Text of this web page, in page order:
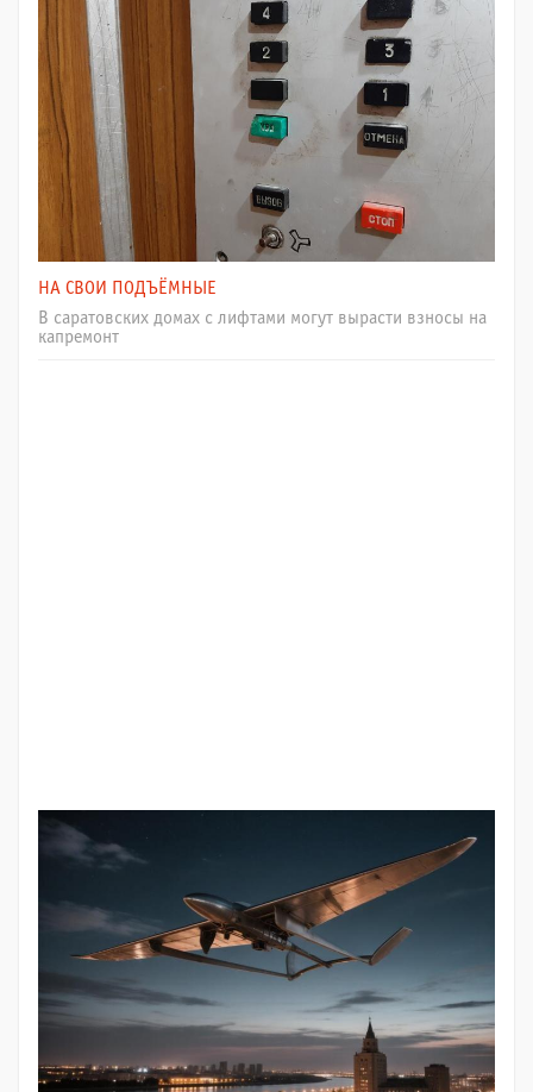
НА СВОИ ПОДЪЁМНЫЕ
В саратовских домах с лифтами могут вырасти взносы на
капремонт